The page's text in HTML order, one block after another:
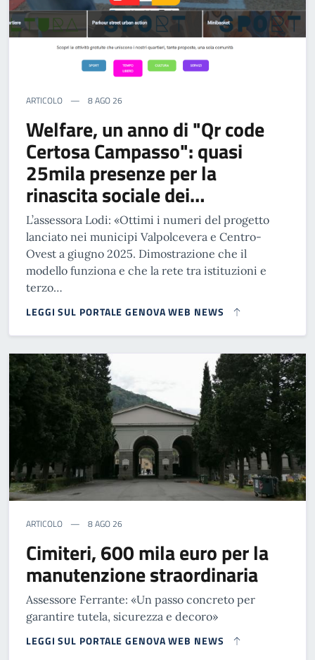
ARTICOLO 8 AGO 26
Welfare, un anno di "Qr code
Certosa Campasso": quasi
25mila presenze per la
rinascita sociale dei…
L’assessora Lodi: «Ottimi i numeri del progetto
lanciato nei municipi Valpolcevera e Centro-
Ovest a giugno 2025. Dimostrazione che il
modello funziona e che la rete tra istituzioni e
terzo…
LEGGI SUL PORTALE GENOVA WEB NEWS
ARTICOLO 8 AGO 26
Cimiteri, 600 mila euro per la
manutenzione straordinaria
Assessore Ferrante: «Un passo concreto per
garantire tutela, sicurezza e decoro»
LEGGI SUL PORTALE GENOVA WEB NEWS